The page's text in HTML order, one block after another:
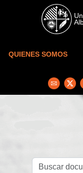
Skip to main content
QUIENES SOMOS